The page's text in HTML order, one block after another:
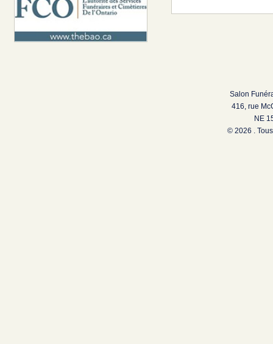
Salon
416, rue
NE
© 2026 .